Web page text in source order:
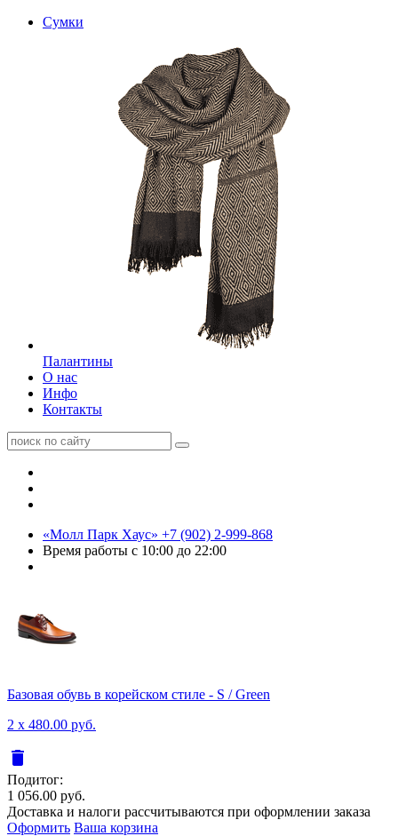
Сумки
Палантины
О нас
Инфо
Контакты
«Молл Парк Хаус» +7 (902) 2-999-868
Время работы с 10:00 до 22:00
Базовая обувь в корейском стиле - S / Green
2 x 480.00 руб.
delete
Подитог:
1 056.00 руб.
Доставка и налоги рассчитываются при оформлении заказа
Оформить Ваша корзина